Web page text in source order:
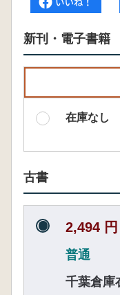
新刊・電子書籍
在庫なし
古書
2,494 円
普通
千葉倉庫